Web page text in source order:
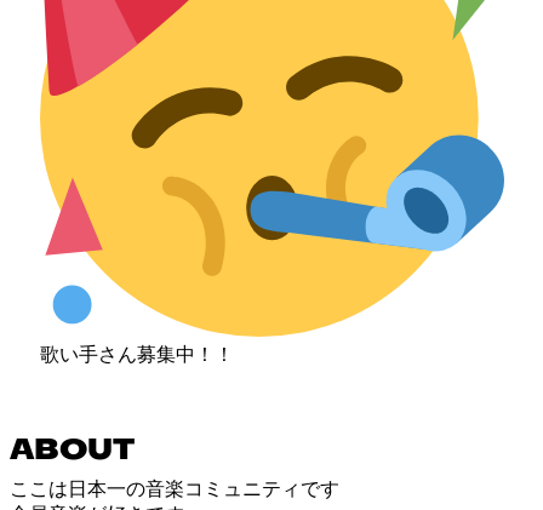
歌い手さん募集中！！
ABOUT
ここは日本一の音楽コミュニティです